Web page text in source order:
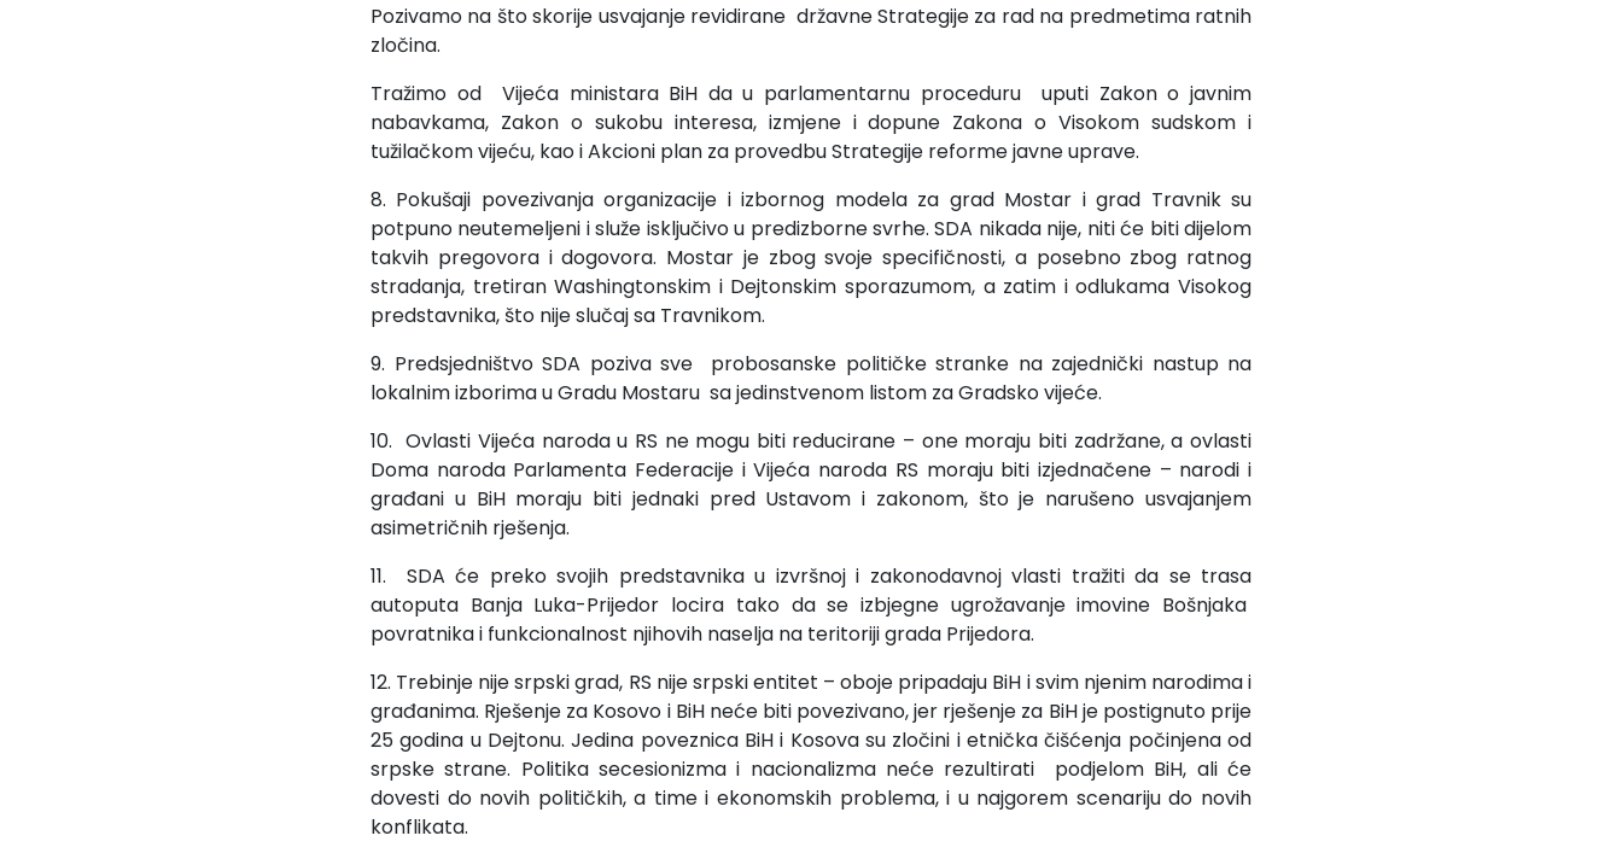
Pozivamo na što skorije usvajanje revidirane državne Strategije za rad na predmetima ratnih
zločina.
Tražimo od Vijeća ministara BiH da u parlamentarnu proceduru uputi Zakon o javnim
nabavkama, Zakon o sukobu interesa, izmjene i dopune Zakona o Visokom sudskom i
tužilačkom vijeću, kao i Akcioni plan za provedbu Strategije reforme javne uprave.
8. Pokušaji povezivanja organizacije i izbornog modela za grad Mostar i grad Travnik su
potpuno neutemeljeni i služe isključivo u predizborne svrhe. SDA nikada nije, niti će biti dijelom
takvih pregovora i dogovora. Mostar je zbog svoje specifičnosti, a posebno zbog ratnog
stradanja, tretiran Washingtonskim i Dejtonskim sporazumom, a zatim i odlukama Visokog
predstavnika, što nije slučaj sa Travnikom.
9. Predsjedništvo SDA poziva sve probosanske političke stranke na zajednički nastup na
lokalnim izborima u Gradu Mostaru sa jedinstvenom listom za Gradsko vijeće.
10. Ovlasti Vijeća naroda u RS ne mogu biti reducirane – one moraju biti zadržane, a ovlasti
Doma naroda Parlamenta Federacije i Vijeća naroda RS moraju biti izjednačene – narodi i
građani u BiH moraju biti jednaki pred Ustavom i zakonom, što je narušeno usvajanjem
asimetričnih rješenja.
11. SDA će preko svojih predstavnika u izvršnoj i zakonodavnoj vlasti tražiti da se trasa
autoputa Banja Luka-Prijedor locira tako da se izbjegne ugrožavanje imovine Bošnjaka
povratnika i funkcionalnost njihovih naselja na teritoriji grada Prijedora.
12. Trebinje nije srpski grad, RS nije srpski entitet – oboje pripadaju BiH i svim njenim narodima i
građanima. Rješenje za Kosovo i BiH neće biti povezivano, jer rješenje za BiH je postignuto prije
25 godina u Dejtonu. Jedina poveznica BiH i Kosova su zločini i etnička čišćenja počinjena od
srpske strane. Politika secesionizma i nacionalizma neće rezultirati podjelom BiH, ali će
dovesti do novih političkih, a time i ekonomskih problema, i u najgorem scenariju do novih
konflikata.